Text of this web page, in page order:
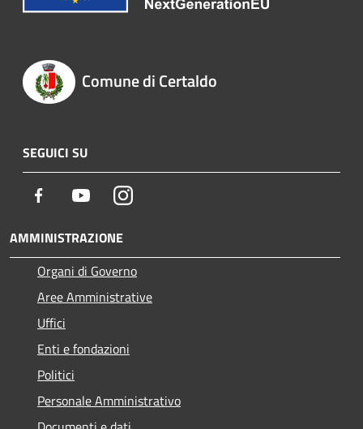
Comune di Certaldo
SEGUICI SU
Facebook YoutubeInstagram
AMMINISTRAZIONE
Organi di Governo
Aree Amministrative
Uffici
Enti e fondazioni
Politici
Personale Amministrativo